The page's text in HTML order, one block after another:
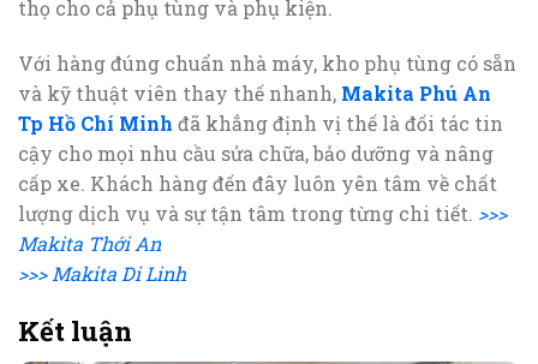
thọ cho cả phụ tùng và phụ kiện.
Với hàng đúng chuẩn nhà máy, kho phụ tùng có sẵn
và kỹ thuật viên thay thế nhanh, Makita Phú An
Tp Hồ Chí Minh đã khẳng định vị thế là đối tác tin
cậy cho mọi nhu cầu sửa chữa, bảo dưỡng và nâng
cấp xe. Khách hàng đến đây luôn yên tâm về chất
lượng dịch vụ và sự tận tâm trong từng chi tiết. >>>
Makita Thới An
>>> Makita Di Linh
Kết luận